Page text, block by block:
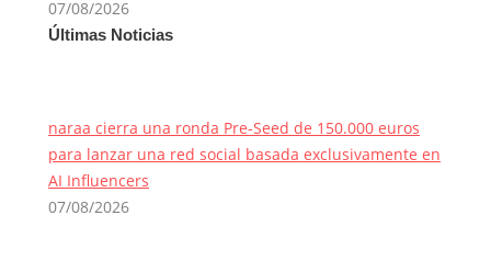
07/08/2026
Últimas Noticias
naraa cierra una ronda Pre-Seed de 150.000 euros
para lanzar una red social basada exclusivamente en
AI Influencers
07/08/2026